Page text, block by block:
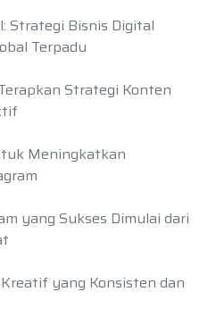
Strategi Bisnis Digital
Terpadu
Strategi Konten
Meningkatkan
yang Sukses Dimulai dari
yang Konsisten dan